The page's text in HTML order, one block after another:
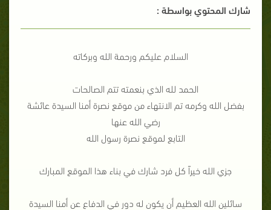
شارك المحتوي بواسطة :
السلام عليكم ورحمة الله وبركاته
الحمد لله الذي بنعمته تتم الصالحات
بفضل الله وكرمه تم الانتهاء من موقع نصرة أمنا السيدة عائشة
رضي الله عنها
التابع لموقع نصرة رسول الله
جزي الله خيراً كل فرد شارك في بناء هذا الموقع المبارك
سائلين الله العظيم أن يكون له دور في الدفاع عن أمنا السيدة